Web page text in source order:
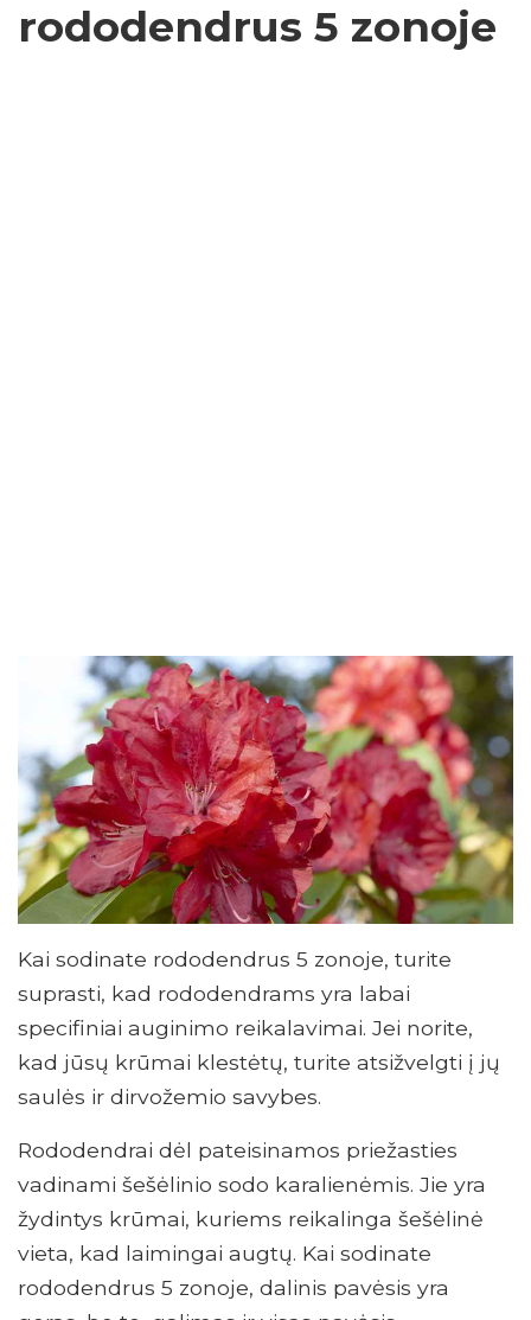
rododendrus 5 zonoje
Kai sodinate rododendrus 5 zonoje, turite
suprasti, kad rododendrams yra labai
specifiniai auginimo reikalavimai. Jei norite,
kad jūsų krūmai klestėtų, turite atsižvelgti į jų
saulės ir dirvožemio savybes.
Rododendrai dėl pateisinamos priežasties
vadinami šešėlinio sodo karalienėmis. Jie yra
žydintys krūmai, kuriems reikalinga šešėlinė
vieta, kad laimingai augtų. Kai sodinate
rododendrus 5 zonoje, dalinis pavėsis yra